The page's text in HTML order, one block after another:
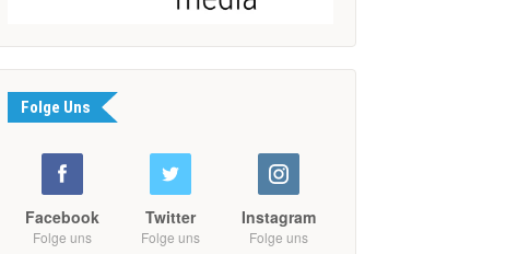
Folge Uns
Facebook
Folge uns
Twitter
Folge uns
Instagram
Folge uns